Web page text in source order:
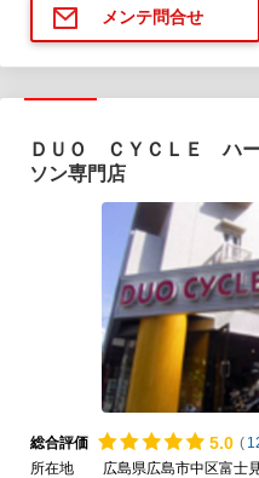
メンテ問合せ
ＤＵＯ ＣＹＣＬＥ ハー
ソン専門店
総合評価 5.0 (
所在地
広島県広島市中区富士